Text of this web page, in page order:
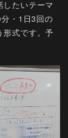
たいテーマ
・1日3回の
式です。予